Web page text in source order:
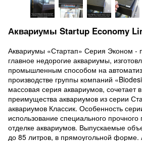
Аквариумы Startup Economy
Аквариумы «Стартап» Серия Эконом -
главное недорогие аквариумы,
промышленным способом на
производстве группы компаний
массовая серия аквариумов, сочетает
преимущества аквариумов из серии
аквариумов Классик. Особенность
использование специального
отделке аквариумов. Выпускаемые
до 85 литров, в прямоугольной форме.